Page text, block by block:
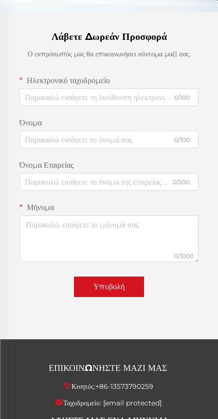
Λάβετε Δωρεάν Προσφορά
Ο εκπρόσωπός μας θα επικοινωνήσει σύντομα μαζί σας.
Ηλεκτρονικό ταχυδρομείο
0/100
Όνομα
0/100
Όνομα Εταιρείας
0/200
Μήνυμα
0/1000
Υποβολή
ΕΠΙΚΟΙΝΩΝΉΣΤΕ ΜΑΖΊ ΜΑΣ
Κινητός:+86-13573790259
Ταχυδρομείο: [email protected]